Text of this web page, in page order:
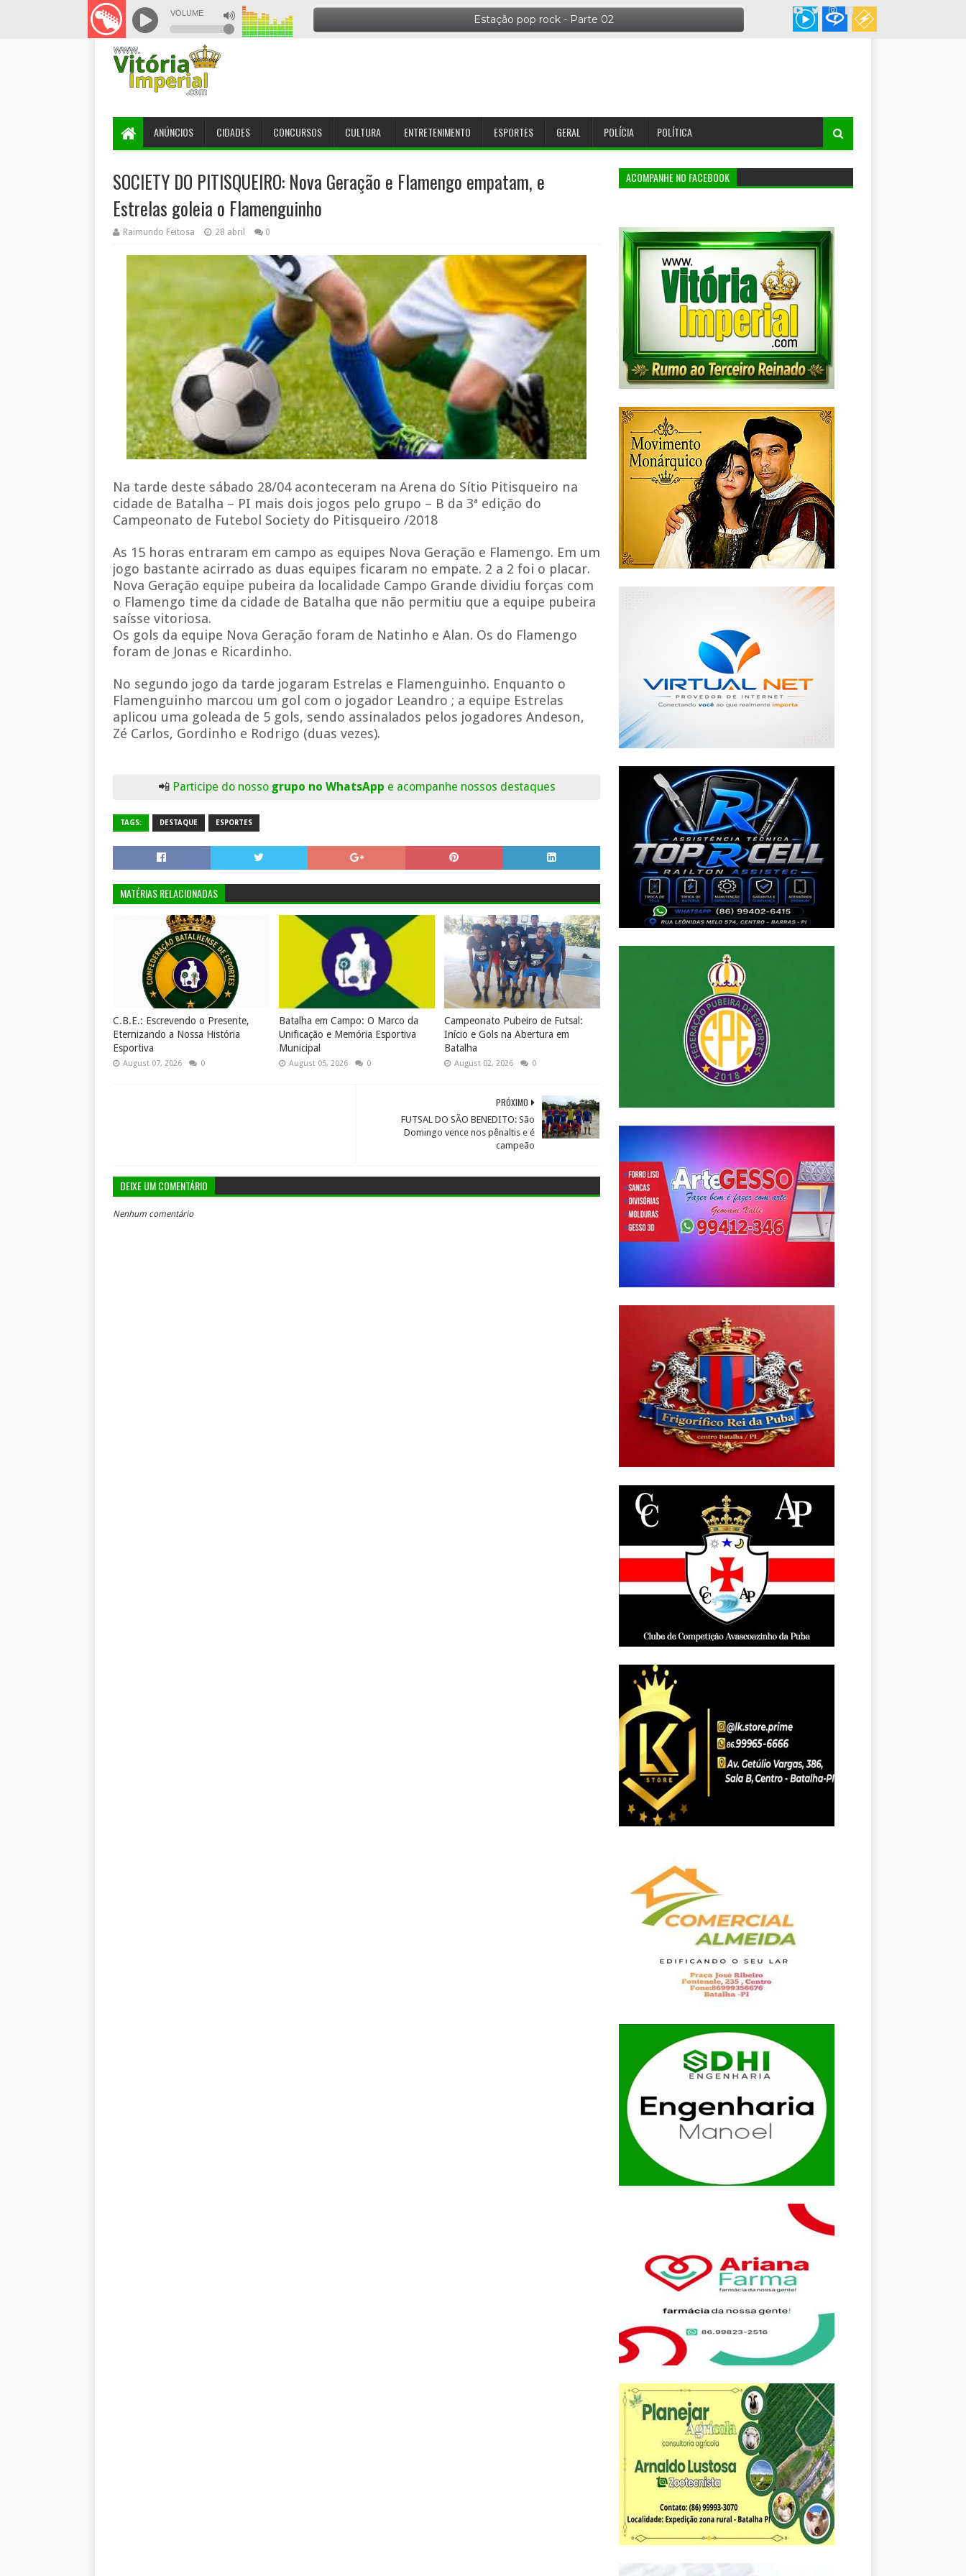
ANÚNCIOS CIDADES CONCURSOS CULTURA ENTRETENIMENTO ESPORTES GERAL POLÍCIA POLÍTICA
SOCIETY DO PITISQUEIRO: Nova Geração e Flamengo empatam, e
Estrelas goleia o Flamenguinho
Raimundo Feitosa 28 abril 0
Na tarde deste sábado 28/04 aconteceram na Arena do Sítio Pitisqueiro na
cidade de Batalha – PI mais dois jogos pelo grupo – B da 3ª edição do
Campeonato de Futebol Society do Pitisqueiro /2018
As 15 horas entraram em campo as equipes Nova Geração e Flamengo. Em um
jogo bastante acirrado as duas equipes ficaram no empate. 2 a 2 foi o placar.
Nova Geração equipe pubeira da localidade Campo Grande dividiu forças com
o Flamengo time da cidade de Batalha que não permitiu que a equipe pubeira
saísse vitoriosa.
Os gols da equipe Nova Geração foram de Natinho e Alan. Os do Flamengo
foram de Jonas e Ricardinho.
No segundo jogo da tarde jogaram Estrelas e Flamenguinho. Enquanto o
Flamenguinho marcou um gol com o jogador Leandro ; a equipe Estrelas
aplicou uma goleada de 5 gols, sendo assinalados pelos jogadores Andeson,
Zé Carlos, Gordinho e Rodrigo (duas vezes).
📲 Participe do nosso grupo no WhatsApp e acompanhe nossos destaques
TAGS: DESTAQUE ESPORTES
MATÉRIAS RELACIONADAS
C.B.E.: Escrevendo o Presente,
Eternizando a Nossa História
Esportiva
August 07, 2026 0
Batalha em Campo: O Marco da
Unificação e Memória Esportiva
Municipal
August 05, 2026 0
Campeonato Pubeiro de Futsal:
Início e Gols na Abertura em
Batalha
August 02, 2026 0
PRÓXIMO
FUTSAL DO SÃO BENEDITO: São
Domingo vence nos pênaltis e é
campeão
DEIXE UM COMENTÁRIO
Nenhum comentário
ACOMPANHE NO FACEBOOK